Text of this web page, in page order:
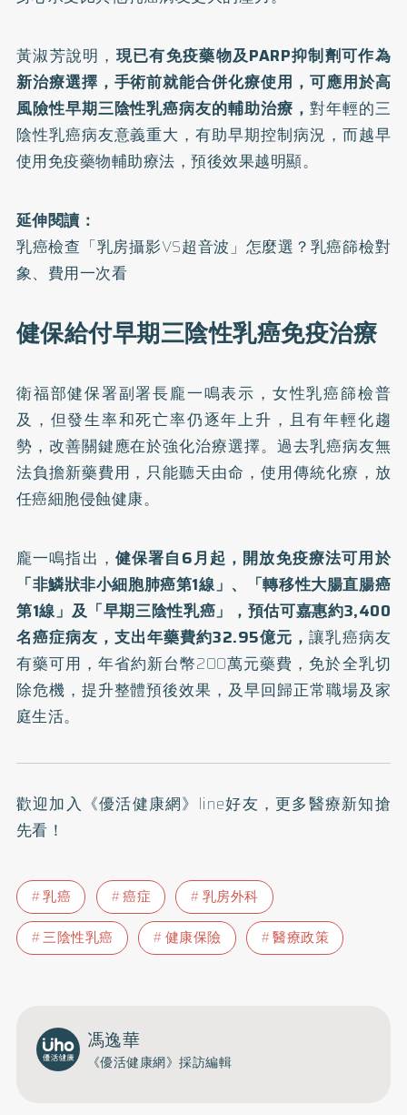
黃淑芳說明， 現已有免疫藥物及PARP抑制劑可作為
新治療選擇，手術前就能合併化療使用，可應用於高
風險性早期三陰性乳癌病友的輔助治療， 對年輕的三
陰性乳癌病友意義重大，有助早期控制病況，而越早
使用免疫藥物輔助療法，預後效果越明顯。
延伸閱讀：
乳癌檢查「乳房攝影VS超音波」怎麼選？乳癌篩檢對
象、費用一次看
健保給付早期三陰性乳癌免疫治療
衛福部健保署副署長龐一鳴表示，女性乳癌篩檢普
及，但發生率和死亡率仍逐年上升，且有年輕化趨
勢，改善關鍵應在於強化治療選擇。過去乳癌病友無
法負擔新藥費用，只能聽天由命，使用傳統化療，放
任癌細胞侵蝕健康。
龐一鳴指出， 健保署自6月起，開放免疫療法可用於
「非鱗狀非小細胞肺癌第1線」、「轉移性大腸直腸癌
第1線」及「早期三陰性乳癌」，預估可嘉惠約3,400
名癌症病友，支出年藥費約32.95億元，讓乳癌病友
有藥可用，年省約新台幣200萬元藥費，免於全乳切
除危機，提升整體預後效果，及早回歸正常職場及家
庭生活。
歡迎加入 《優活健康網》line好友 ，更多醫療新知搶
先看！
乳癌 癌症
乳房外科
三陰性乳癌
健康保險 醫療政策
馮逸華
《優活健康網》採訪編輯